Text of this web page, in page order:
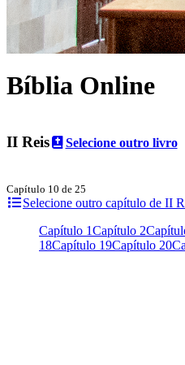
Bíblia Online
II Reis Selecione outro livro
Capítulo 10 de 25
Selecione outro capítulo de II
Capítulo 1Capítulo 2
18Capítulo 19Capítulo 20